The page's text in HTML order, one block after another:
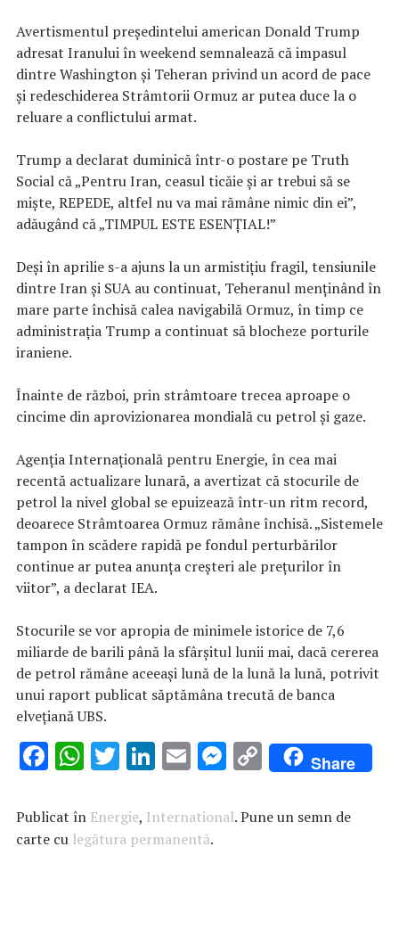
Avertismentul președintelui american Donald Trump
adresat Iranului în weekend semnalează că impasul
dintre Washington și Teheran privind un acord de pace
și redeschiderea Strâmtorii Ormuz ar putea duce la o
reluare a conflictului armat.
Trump a declarat duminică într-o postare pe Truth
Social că „Pentru Iran, ceasul ticăie și ar trebui să se
miște, REPEDE, altfel nu va mai rămâne nimic din ei”,
adăugând că „TIMPUL ESTE ESENȚIAL!”
Deși în aprilie s-a ajuns la un armistițiu fragil, tensiunile
dintre Iran și SUA au continuat, Teheranul menținând în
mare parte închisă calea navigabilă Ormuz, în timp ce
administrația Trump a continuat să blocheze porturile
iraniene.
Înainte de război, prin strâmtoare trecea aproape o
cincime din aprovizionarea mondială cu petrol și gaze.
Agenția Internațională pentru Energie, în cea mai
recentă actualizare lunară, a avertizat că stocurile de
petrol la nivel global se epuizează într-un ritm record,
deoarece Strâmtoarea Ormuz rămâne închisă. „Sistemele
tampon în scădere rapidă pe fondul perturbărilor
continue ar putea anunța creșteri ale prețurilor în
viitor”, a declarat IEA.
Stocurile se vor apropia de minimele istorice de 7,6
miliarde de barili până la sfârșitul lunii mai, dacă cererea
de petrol rămâne aceeași lună de la lună la lună, potrivit
unui raport publicat săptămâna trecută de banca
elvețiană UBS.
F
e
b
W
at
s
T
it
te
Li
k
e
E
ai
l
M
se
C
o
p
Share
Publicat în Energie, International. Pune un semn de
carte cu legătura permanentă.